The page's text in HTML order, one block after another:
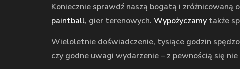
Koniecznie sprawdź naszą bogatą i zróżnicowaną
paintball, gier terenowych. Wypożyczamy także
Wieloletnie doświadczenie, tysiące godzin
czy godne uwagi wydarzenie – z pewnością się